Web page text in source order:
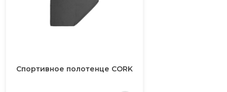
Спортивное полотенце CORK